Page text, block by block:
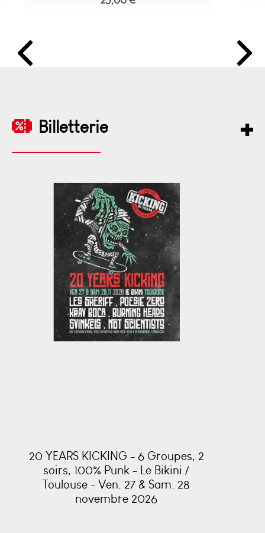
Billetterie
20 YEARS KICKING - 6 Groupes, 2
soirs, 100% Punk - Le Bikini /
Toulouse - Ven. 27 & Sam. 28
novembre 2026